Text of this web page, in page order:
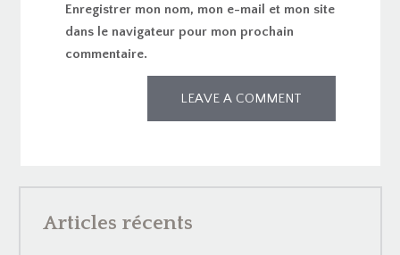
Enregistrer mon nom, mon e-mail et mon site
dans le navigateur pour mon prochain
commentaire.
Articles récents